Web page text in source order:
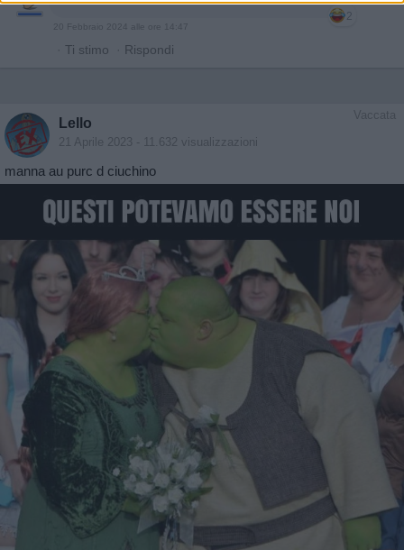
2
20 Febbraio 2024 alle ore 14:47
· Ti stimo · Rispondi
Vaccata
Lello
21 Aprile 2023 - 11.632 visualizzazioni
manna au purc d ciuchino